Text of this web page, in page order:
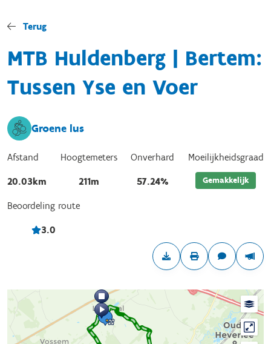
Terug
MTB Huldenberg | Bertem:
Tussen Yse en Voer
Groene lus
Afstand
20.03km
Hoogtemeters
211m
Onverhard
57.24%
Moeilijkheidsgraad
Gemakkelijk
Beoordeling route
3.0